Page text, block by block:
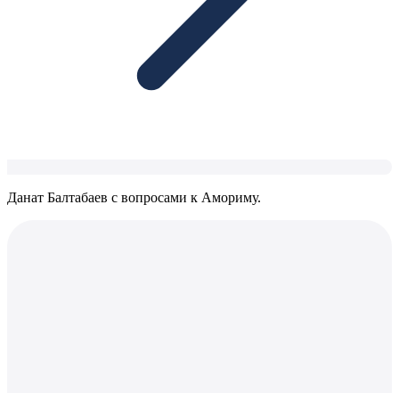
Данат Балтабаев с вопросами к Амориму.